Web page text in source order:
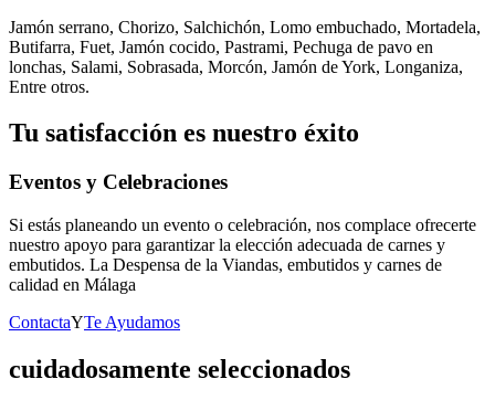
Jamón serrano, Chorizo, Salchichón, Lomo embuchado, Mortadela,
Butifarra, Fuet, Jamón cocido, Pastrami, Pechuga de pavo en
lonchas, Salami, Sobrasada, Morcón, Jamón de York, Longaniza,
Entre otros.
Tu satisfacción es nuestro éxito
Eventos y Celebraciones
Si estás planeando un evento o celebración, nos complace ofrecerte
nuestro apoyo para garantizar la elección adecuada de carnes y
embutidos. La Despensa de la Viandas, embutidos y carnes de
calidad en Málaga
ContactaYTe Ayudamos
cuidadosamente seleccionados